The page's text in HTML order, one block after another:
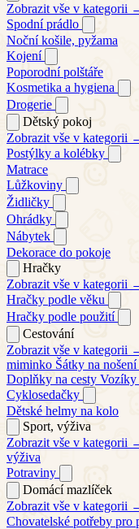
Zobrazit vše v kategorii
Spodní prádlo
Noční košile, pyžama
Kojení
Poporodní polštáře
Kosmetika a hygiena
Drogerie
Dětský pokoj
Zobrazit vše v kategorii
Postýlky a kolébky
Matrace
Lůžkoviny
Židličky
Ohrádky
Nábytek
Dekorace do pokoje
Hračky
Zobrazit vše v kategorii
Hračky podle věku
Hračky podle použití
Cestování
Zobrazit vše v kategorii
miminko Šátky na
Doplňky na cesty Vozíky
Cyklosedačky
Dětské helmy na kolo
Sport, výživa
Zobrazit vše v kategorii
výživa
Potraviny
Domácí mazlíček
Zobrazit vše v kategorii
Chovatelské potřeby pro